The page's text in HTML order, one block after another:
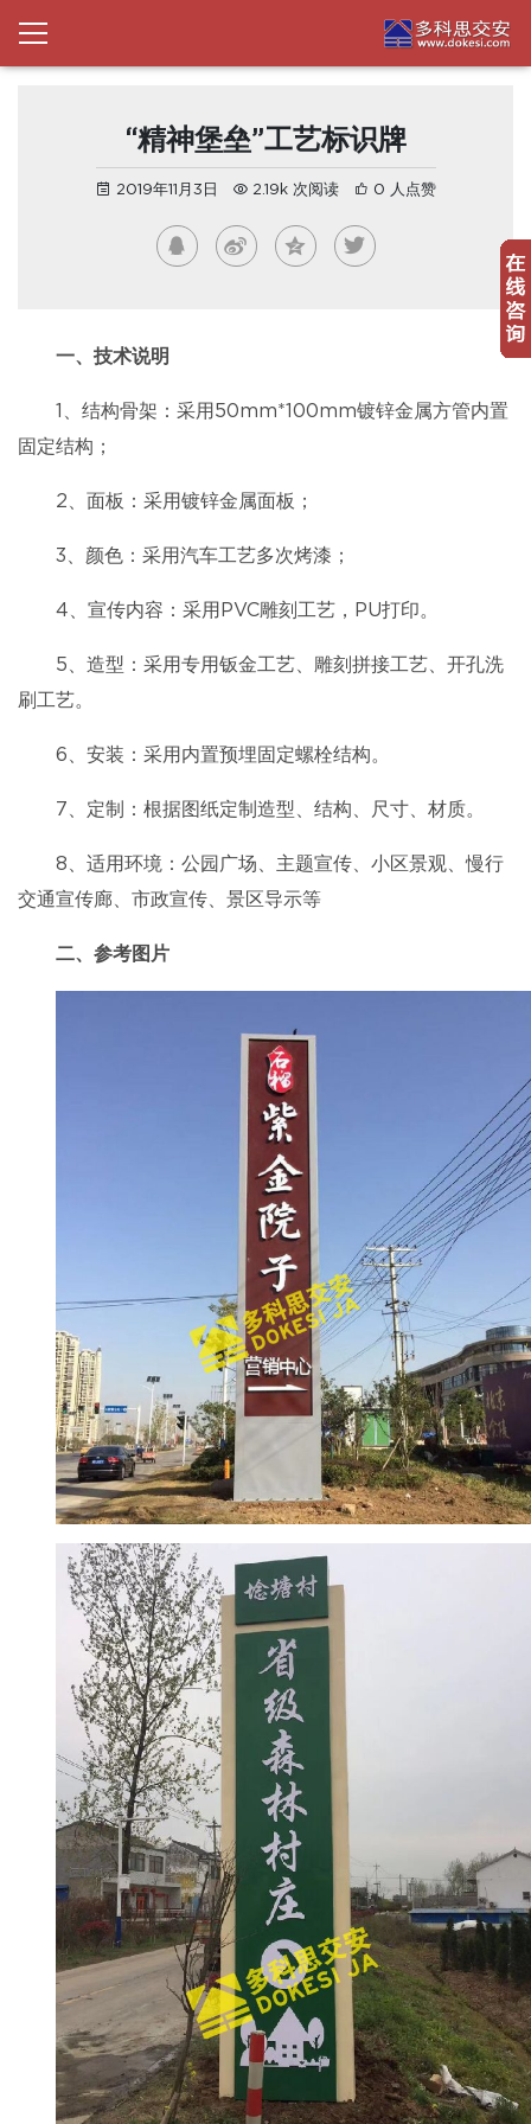
“精神堡垒”工艺标识牌
2019年11月3日 2.19k 次阅读 0 人点赞
一、技术说明
1、结构骨架：采用50mm*100mm镀锌金属方管内置
固定结构；
2、面板：采用镀锌金属面板；
3、颜色：采用汽车工艺多次烤漆；
4、宣传内容：采用PVC雕刻工艺，PU打印。
5、造型：采用专用钣金工艺、雕刻拼接工艺、开孔洗
刷工艺。
6、安装：采用内置预埋固定螺栓结构。
7、定制：根据图纸定制造型、结构、尺寸、材质。
8、适用环境：公园广场、主题宣传、小区景观、慢行
交通宣传廊、市政宣传、景区导示等
二、参考图片